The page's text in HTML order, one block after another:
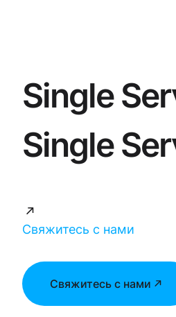
Single
Single
Свяжитесь с нами
Свяжитесь с нами